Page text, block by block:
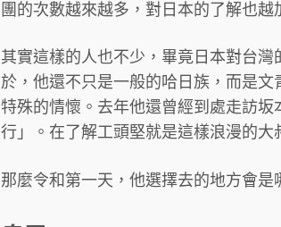
團的次數越來越多，對日本的了解也越
其實這樣的人也不少，畢竟日本對台
於，他還不只是一般的哈日族，而是
特殊的情懷。去年他還曾經到處走訪
行」。在了解工頭堅就是這樣浪漫的
那麼令和第一天，他選擇去的地方會是